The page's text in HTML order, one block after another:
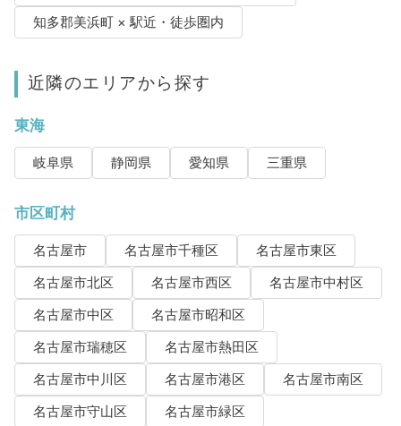
知多郡美浜町 × 駅近・徒歩圏内
近隣のエリアから探す
東海
岐阜県 静岡県 愛知県 三重県
市区町村
名古屋市 名古屋市千種区
名古屋市東区
名古屋市北区
名古屋市西区
名古屋市中村区
名古屋市中区
名古屋市昭和区
名古屋市瑞穂区
名古屋市熱田区
名古屋市中川区
名古屋市港区
名古屋市南区
名古屋市守山区
名古屋市緑区